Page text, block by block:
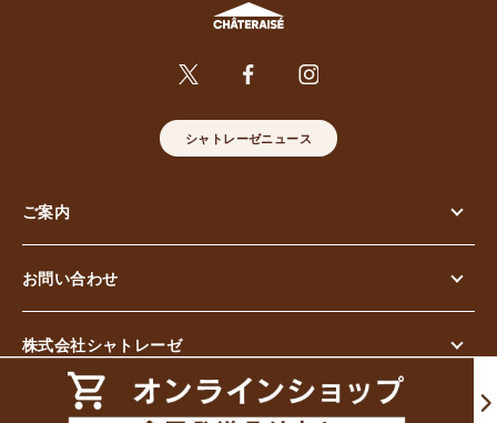
シャトレーゼニュース
ご案内
お問い合わせ
株式会社シャトレーゼ
© Chateraise Co.,Ltd. All Rights Reserved.